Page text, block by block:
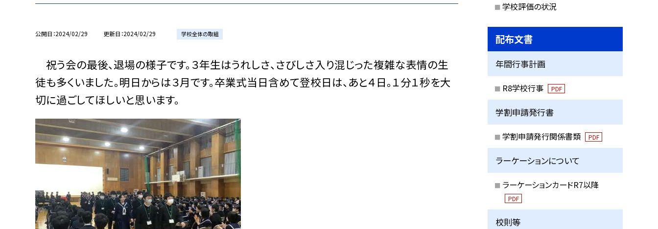
公開日 2024/02/29 更新日 2024/02/29 学校全体の取組
祝う会の最後、退場の様子です。３年生はうれしさ、さびしさ入り混じった複雑な表情の生
徒も多くいました。明日からは３月です。卒業式当日含めて登校日は、あと４日。１分１秒を大
切に過ごしてほしいと思います。
学校評価の状況
配布文書
年間行事計画
R8学校行事 PDF
学割申請発行書
学割申請発行関係書類 PDF
ラーケーションについて
ラーケーションカードR7以降
PDF
校則等